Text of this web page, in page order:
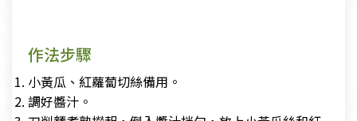
作法步驟
小黃瓜、紅蘿蔔切絲備用。
調好醬汁。